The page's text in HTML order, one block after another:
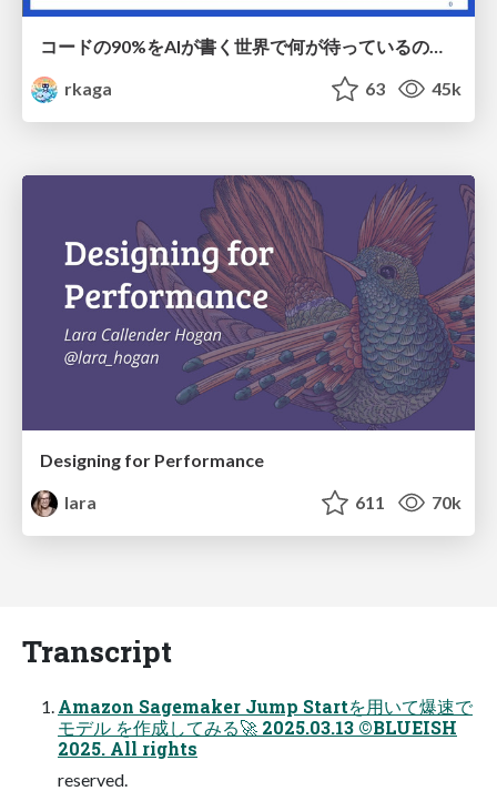
コードの90%をAIが書く世界で何が待っているのか / What awaits us in a world where 90% of the code is written by AI
rkaga
63 45k
Designing for Performance
lara
611 70k
Transcript
Amazon Sagemaker Jump Startを用いて爆速で
モデル を作成してみる🚀 2025.03.13 ©BLUEISH
2025. All rights
reserved.